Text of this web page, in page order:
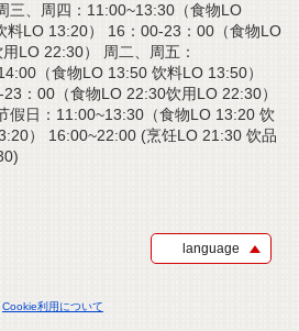
三、周四：11:00~13:30（食物LO
料LO 13:20） 16：00-23：00（食物LO
LO 22:30） 周二、周五：
（食物LO 13:50 饮料LO 13:50）
：00（食物LO 22:30饮用LO 22:30）
假日：11:00~13:30（食物LO 13:20 饮
） 16:00~22:00 (烹饪LO 21:30 饮品
language
Cookie利用について